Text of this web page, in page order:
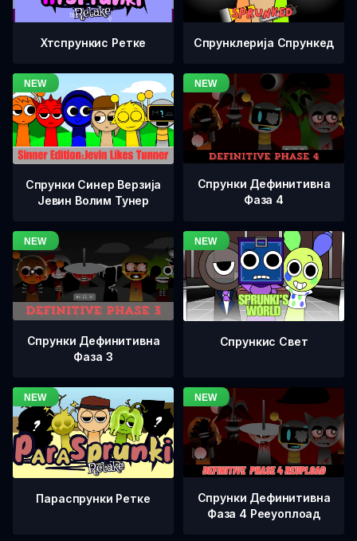
Хтспрункис Ретке Спрунклерија Спрункед
Спрунки Синер Верзија
Јевин Волим Тунер
Спрунки Дефинитивна
Фаза 4
Спрунки Дефинитивна
Фаза 3
Спрункис Свет
Параспрунки Ретке
Спрунки Дефинитивна
Фаза 4 Рееуоплоад